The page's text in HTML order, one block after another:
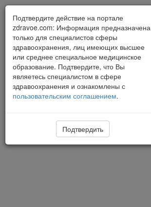
Подтвердите действие на портале
zdravoe.com: Информация предназначена
только для специалистов сферы
здравоохранения, лиц имеющих высшее
или среднее специальное медицинское
образование. Подтвердите, что Вы
являетесь специалистом в сфере
здравоохранения и ознакомлены с
пользовательским соглашением.
Подтвердить